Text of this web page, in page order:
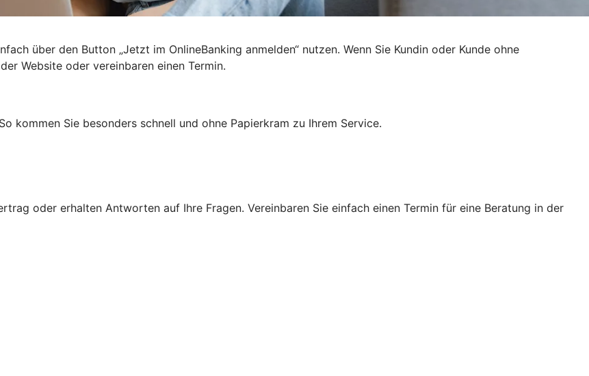
über den Button „Jetzt im OnlineBanking anmelden“ nutzen. Wenn Sie Kundin oder Kunde ohne
Website oder vereinbaren einen Termin.
kommen Sie besonders schnell und ohne Papierkram zu Ihrem Service.
oder erhalten Antworten auf Ihre Fragen. Vereinbaren Sie einfach einen Termin für eine Beratung in der